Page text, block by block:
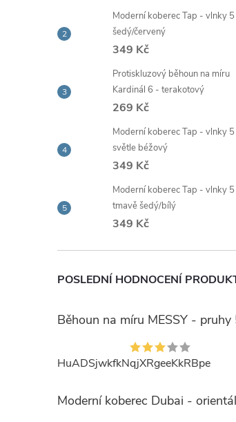
Moderní koberec Tap - vlnky
šedý/červený
349 Kč
Protiskluzový běhoun na míru
Kardinál 6 - terakotový
269 Kč
Moderní koberec Tap - vlnky
světle béžový
349 Kč
Moderní koberec Tap - vlnky
tmavě šedý/bílý
349 Kč
POSLEDNÍ HODNOCENÍ
HuADSjwkfkNqjXRgeeKkRBpe